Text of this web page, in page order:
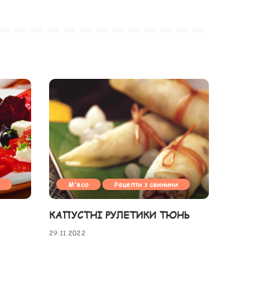
М'ясо Рецепти з свинини
КАПУСТНІ РУЛЕТИКИ ТЮНЬ
29.11.2022